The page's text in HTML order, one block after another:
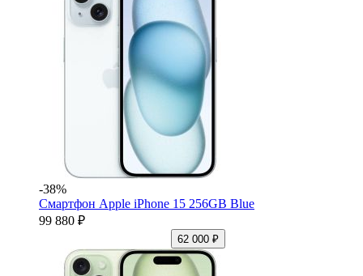
-38%
Смартфон Apple iPhone 15 256GB Blue
99 880 ₽
62 000 ₽